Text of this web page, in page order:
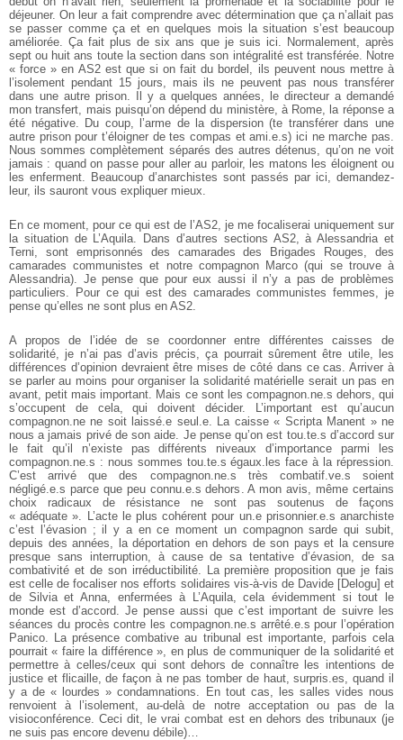
déjeuner. On leur a fait comprendre avec détermination que ça n’allait pas
se passer comme ça et en quelques mois la situation s’est beaucoup
améliorée. Ça fait plus de six ans que je suis ici. Normalement, après
sept ou huit ans toute la section dans son intégralité est transférée. Notre
« force » en AS2 est que si on fait du bordel, ils peuvent nous mettre à
l’isolement pendant 15 jours, mais ils ne peuvent pas nous transférer
dans une autre prison. Il y a quelques années, le directeur a demandé
mon transfert, mais puisqu’on dépend du ministère, à Rome, la réponse a
été négative. Du coup, l’arme de la dispersion (te transférer dans une
autre prison pour t’éloigner de tes compas et ami.e.s) ici ne marche pas.
Nous sommes complètement séparés des autres détenus, qu’on ne voit
jamais : quand on passe pour aller au parloir, les matons les éloignent ou
les enferment. Beaucoup d’anarchistes sont passés par ici, demandez-
leur, ils sauront vous expliquer mieux.
En ce moment, pour ce qui est de l’AS2, je me focaliserai uniquement sur
la situation de L’Aquila. Dans d’autres sections AS2, à Alessandria et
Terni, sont emprisonnés des camarades des Brigades Rouges, des
camarades communistes et notre compagnon Marco (qui se trouve à
Alessandria). Je pense que pour eux aussi il n’y a pas de problèmes
particuliers. Pour ce qui est des camarades communistes femmes, je
pense qu’elles ne sont plus en AS2.
A propos de l’idée de se coordonner entre différentes caisses de
solidarité, je n’ai pas d’avis précis, ça pourrait sûrement être utile, les
différences d’opinion devraient être mises de côté dans ce cas. Arriver à
se parler au moins pour organiser la solidarité matérielle serait un pas en
avant, petit mais important. Mais ce sont les compagnon.ne.s dehors, qui
s’occupent de cela, qui doivent décider. L’important est qu’aucun
compagnon.ne ne soit laissé.e seul.e. La caisse « Scripta Manent » ne
nous a jamais privé de son aide. Je pense qu’on est tou.te.s d’accord sur
le fait qu’il n’existe pas différents niveaux d’importance parmi les
compagnon.ne.s : nous sommes tou.te.s égaux.les face à la répression.
C’est arrivé que des compagnon.ne.s très combatif.ve.s soient
négligé.e.s parce que peu connu.e.s dehors. A mon avis, même certains
choix radicaux de résistance ne sont pas soutenus de façons
« adéquate ». L’acte le plus cohérent pour un.e prisonnier.e.s anarchiste
c’est l’évasion ; il y a en ce moment un compagnon sarde qui subit,
depuis des années, la déportation en dehors de son pays et la censure
presque sans interruption, à cause de sa tentative d’évasion, de sa
combativité et de son irréductibilité. La première proposition que je fais
est celle de focaliser nos efforts solidaires vis-à-vis de Davide [Delogu] et
de Silvia et Anna, enfermées à L’Aquila, cela évidemment si tout le
monde est d’accord. Je pense aussi que c’est important de suivre les
séances du procès contre les compagnon.ne.s arrêté.e.s pour l’opération
Panico. La présence combative au tribunal est importante, parfois cela
pourrait « faire la différence », en plus de communiquer de la solidarité et
permettre à celles/ceux qui sont dehors de connaître les intentions de
justice et flicaille, de façon à ne pas tomber de haut, surpris.es, quand il
y a de « lourdes » condamnations. En tout cas, les salles vides nous
renvoient à l’isolement, au-delà de notre acceptation ou pas de la
visioconférence. Ceci dit, le vrai combat est en dehors des tribunaux (je
ne suis pas encore devenu débile)…